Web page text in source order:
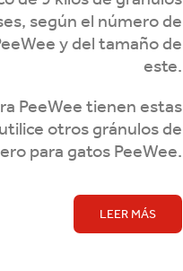
según el número de
y del tamaño de
este.
PeeWee tienen estas
otros gránulos de
para gatos PeeWee.
LEER MÁS